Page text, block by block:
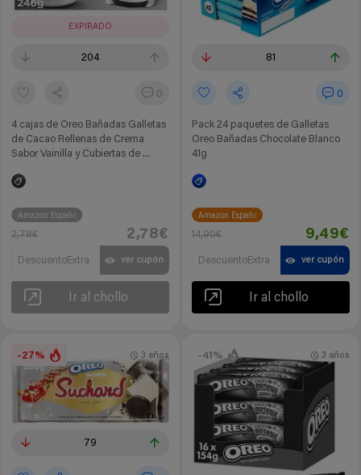
EXPIRADO
204
0
4 cajas de Oreo Bañadas Galletas
de Cacao Rellenas de Crema
Sabor Vainilla y Cubiertas de ...
Amazon España
2,78€ 2,78€
DescuentoExtra ver cupón
Ir al chollo
81
0
Pack 24 paquetes de Galletas
Oreo Bañadas Chocolate Blanco
41g
Amazon España
14,90€ 9,49€
DescuentoExtra ver cupón
Ir al chollo
-27%
79
3 años -41% 3 años